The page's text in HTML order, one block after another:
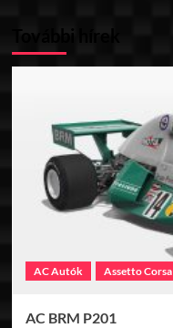
AC Autók Assetto Corsa
AC BRM P201